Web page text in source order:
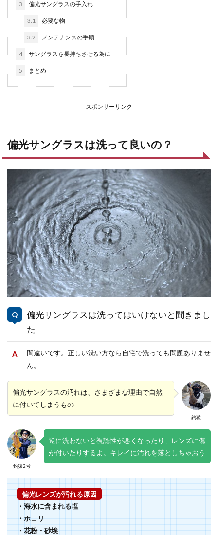
3 偏光サングラスの手入れ
3.1 必要な物
3.2 メンテナンスの手順
4 サングラスを長持ちさせる為に
5 まとめ
スポンサーリンク
偏光サングラスは洗って良いの？
偏光サングラスは洗ってはいけないと聞きまし
た
間違いです。正しい洗い方なら自宅で洗っても問題ありませ
ん。
釣猿
偏光サングラスの汚れは、さまざまな理由で自然
に付いてしまうもの
釣猿2号
逆に洗わないと視認性が悪くなったり、レンズに傷
が付いたりするよ。キレイに汚れを落としちゃおう
偏光レンズが汚れる原因
・海水に含まれる塩
・ホコリ
・花粉・砂埃